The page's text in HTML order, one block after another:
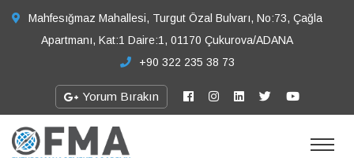
Mahfesığmaz Mahallesi, Turgut Özal Bulvarı, No:73, Çağla
Apartmanı, Kat:1 Daire:1, 01170 Çukurova/ADANA
+90 322 235 38 73
Yorum Bırakın